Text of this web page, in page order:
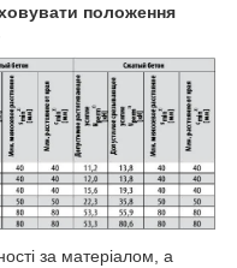
положення
за матеріалом, а